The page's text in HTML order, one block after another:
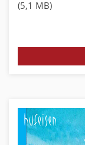
(5,1 MB)